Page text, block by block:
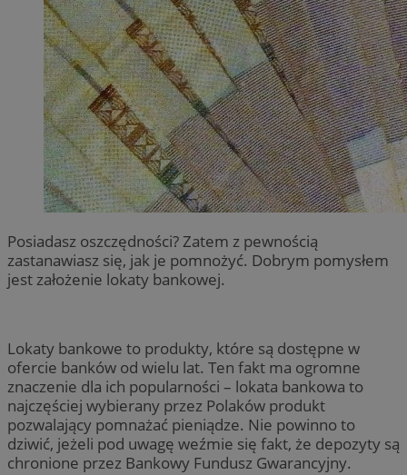
Posiadasz oszczędności? Zatem z pewnością
zastanawiasz się, jak je pomnożyć. Dobrym pomysłem
jest założenie lokaty bankowej.
Lokaty bankowe to produkty, które są dostępne w
ofercie banków od wielu lat. Ten fakt ma ogromne
znaczenie dla ich popularności – lokata bankowa to
najczęściej wybierany przez Polaków produkt
pozwalający pomnażać pieniądze. Nie powinno to
dziwić, jeżeli pod uwagę weźmie się fakt, że depozyty są
chronione przez Bankowy Fundusz Gwarancyjny.